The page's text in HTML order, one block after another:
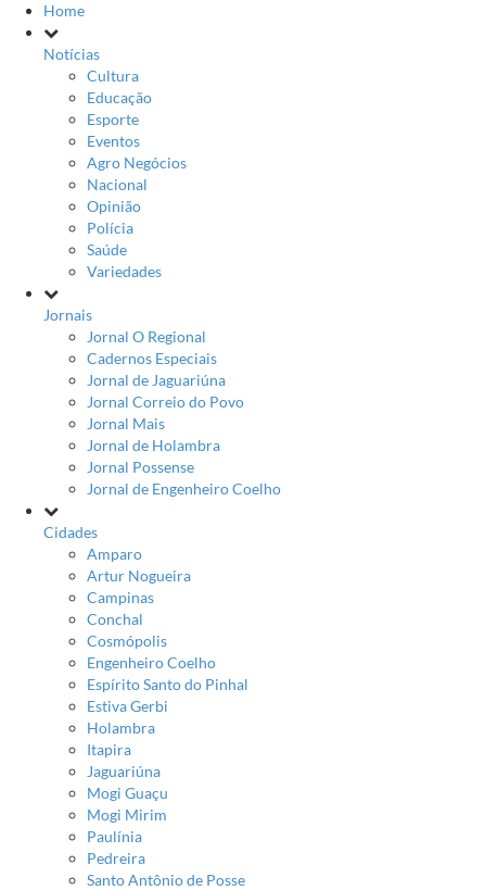
Home
Notícias
Cultura
Educação
Esporte
Eventos
Agro Negócios
Nacional
Opinião
Polícia
Saúde
Variedades
Jornais
Jornal O Regional
Cadernos Especiais
Jornal de Jaguariúna
Jornal Correio do Povo
Jornal Mais
Jornal de Holambra
Jornal Possense
Jornal de Engenheiro Coelho
Cidades
Amparo
Artur Nogueira
Campinas
Conchal
Cosmópolis
Engenheiro Coelho
Espírito Santo do Pinhal
Estiva Gerbi
Holambra
Itapira
Jaguariúna
Mogi Guaçu
Mogi Mirim
Paulínia
Pedreira
Santo Antônio de Posse